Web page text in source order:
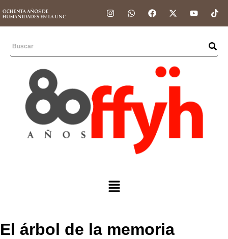
El árbol de la memoria